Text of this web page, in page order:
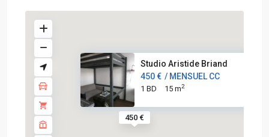
450 €
Studio Aristide Briand
450 € / MENSUEL CC
1 BD 15 m2